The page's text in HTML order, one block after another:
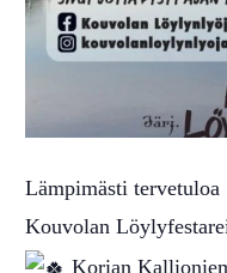
Lämpimästi tervetuloa
Kouvolan
Korian